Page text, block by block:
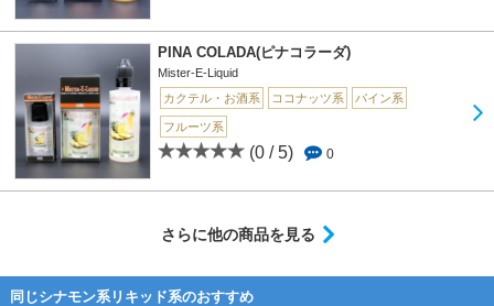
PINA COLADA(ピナコラーダ)
Mister-E-Liquid
カクテル・お酒系
ココナッツ系 パイン系
フルーツ系
(0 / 5) 0
さらに他の商品を見る
同じシナモン系リキッド系のおすすめ